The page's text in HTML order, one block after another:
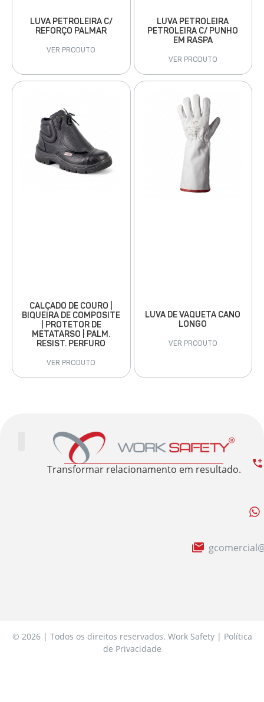
LUVA PETROLEIRA C/
REFORÇO PALMAR
VER PRODUTO
LUVA PETROLEIRA
PETROLEIRA C/ PUNHO
EM RASPA
VER PRODUTO
CALÇADO DE COURO |
BIQUEIRA DE COMPOSITE
| PROTETOR DE
METATARSO | PALM.
RESIST. PERFURO
VER PRODUTO
LUVA DE VAQUETA CANO
LONGO
VER PRODUTO
Transformar relacionamento em resultado.
© 2026 | Todos os direitos reservados. Work Safety | Política
de Privacidade